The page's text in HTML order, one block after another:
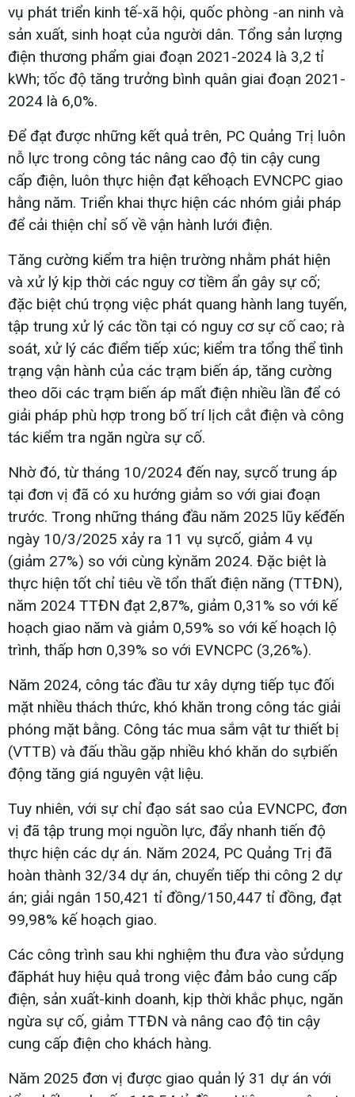
vụ phát triển kinh tế-xã hội, quốc phòng -an ninh và
sản xuất, sinh hoạt của người dân. Tổng sản lượng
điện thương phẩm giai đoạn 2021-2024 là 3,2 tỉ
kWh; tốc độ tăng trưởng bình quân giai đoạn 2021-
2024 là 6,0%.
Để đạt được những kết quả trên, PC Quảng Trị luôn
nỗ lực trong công tác nâng cao độ tin cậy cung
cấp điện, luôn thực hiện đạt kếhoạch EVNCPC giao
hằng năm. Triển khai thực hiện các nhóm giải pháp
để cải thiện chỉ số về vận hành lưới điện.
Tăng cường kiểm tra hiện trường nhằm phát hiện
và xử lý kịp thời các nguy cơ tiềm ẩn gây sự cố;
đặc biệt chú trọng việc phát quang hành lang tuyến,
tập trung xử lý các tồn tại có nguy cơ sự cố cao; rà
soát, xử lý các điểm tiếp xúc; kiểm tra tổng thể tình
trạng vận hành của các trạm biến áp, tăng cường
theo dõi các trạm biến áp mất điện nhiều lần để có
giải pháp phù hợp trong bố trí lịch cắt điện và công
tác kiểm tra ngăn ngừa sự cố.
Nhờ đó, từ tháng 10/2024 đến nay, sựcố trung áp
tại đơn vị đã có xu hướng giảm so với giai đoạn
trước. Trong những tháng đầu năm 2025 lũy kếđến
ngày 10/3/2025 xảy ra 11 vụ sựcố, giảm 4 vụ
(giảm 27%) so với cùng kỳnăm 2024. Đặc biệt là
thực hiện tốt chỉ tiêu về tổn thất điện năng (TTĐN),
năm 2024 TTĐN đạt 2,87%, giảm 0,31% so với kế
hoạch giao năm và giảm 0,59% so với kế hoạch lộ
trình, thấp hơn 0,39% so với EVNCPC (3,26%).
Năm 2024, công tác đầu tư xây dựng tiếp tục đối
mặt nhiều thách thức, khó khăn trong công tác giải
phóng mặt bằng. Công tác mua sắm vật tư thiết bị
(VTTB) và đấu thầu gặp nhiều khó khăn do sựbiến
động tăng giá nguyên vật liệu.
Tuy nhiên, với sự chỉ đạo sát sao của EVNCPC, đơn
vị đã tập trung mọi nguồn lực, đẩy nhanh tiến độ
thực hiện các dự án. Năm 2024, PC Quảng Trị đã
hoàn thành 32/34 dự án, chuyển tiếp thi công 2 dự
án; giải ngân 150,421 tỉ đồng/150,447 tỉ đồng, đạt
99,98% kế hoạch giao.
Các công trình sau khi nghiệm thu đưa vào sửdụng
đãphát huy hiệu quả trong việc đảm bảo cung cấp
điện, sản xuất-kinh doanh, kịp thời khắc phục, ngăn
ngừa sự cố, giảm TTĐN và nâng cao độ tin cậy
cung cấp điện cho khách hàng.
Năm 2025 đơn vị được giao quản lý 31 dự án với